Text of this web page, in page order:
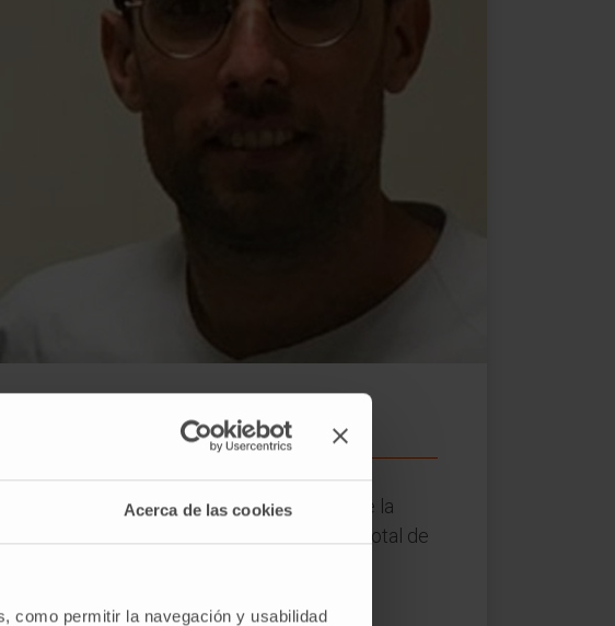
Acerca de las cookies
como permitir la navegación y usabilidad
han recibido un premio de investigación de la
que han recibido la distinción, de un total de
donde se graduó y doctoró en Biología.